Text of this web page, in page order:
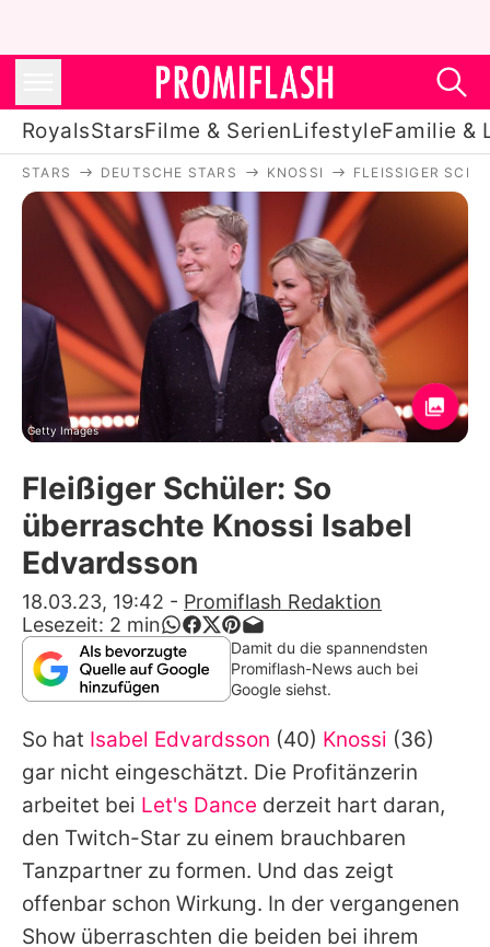
RoyalsStarsFilme & SerienLifestyleFamilie &
Royals
Stars
Filme & Serien
Lifestyle
Familie & Liebe
Promiflash Exklusiv
Alle Themen auf Promiflash
App runterladen
Team
Redaktionelle Richtlinien
Impressum
Datenschutzerklärung
Nutzungsbedingungen
Utiq verwalten
STARS DEUTSCHE STARS KNOSSI FLEISSIGER
Getty Images
Fleißiger Schüler: So
überraschte Knossi Isabel
Edvardsson
18.03.23, 19:42 - Promiflash Redaktion
Lesezeit: 2 min
Damit du die spannendsten
Promiflash-News auch bei
Google siehst.
So hat Isabel Edvardsson (40) Knossi (36)
gar nicht eingeschätzt. Die Profitänzerin
arbeitet bei Let's Dance derzeit hart daran,
den Twitch-Star zu einem brauchbaren
Tanzpartner zu formen. Und das zeigt
offenbar schon Wirkung. In der vergangenen
Show überraschten die beiden bei ihrem